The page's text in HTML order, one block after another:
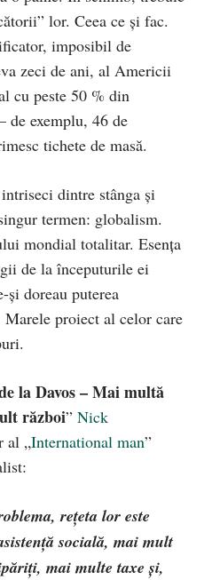
lor. Ceea ce şi fac.
imposibil de
zeci de ani, al Americii
cu peste 50 % din
de exemplu, 46 de
tichete de masă.
dintre stânga şi
termen: globalism.
mondial totalitar. Esenţa
de la începuturile ei
şi doreau puterea
proiect al celor care
la Davos – Mai multă
război” Nick
al „International man”
reţeta lor este
socială, mai mult
mai multe taxe şi,